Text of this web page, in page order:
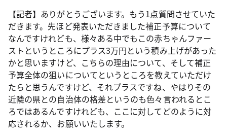
【記者】ありがとうございます。もう1点質問させていた
だきます。先ほど発表いただきました補正予算について
なんですけれども、様々ある中でもこの赤ちゃんファー
ストというところにプラス3万円という積み上げがあった
かと思いますけど、こちらの理由について、そして補正
予算全体の狙いについてというところを教えていただけ
たらと思うんですけど、それプラスですね、やはりその
近隣の県との自治体の格差というのも色々言われるとこ
ろではあるんですけれども、ここに対してどのように対
応されるか、お願いいたします。